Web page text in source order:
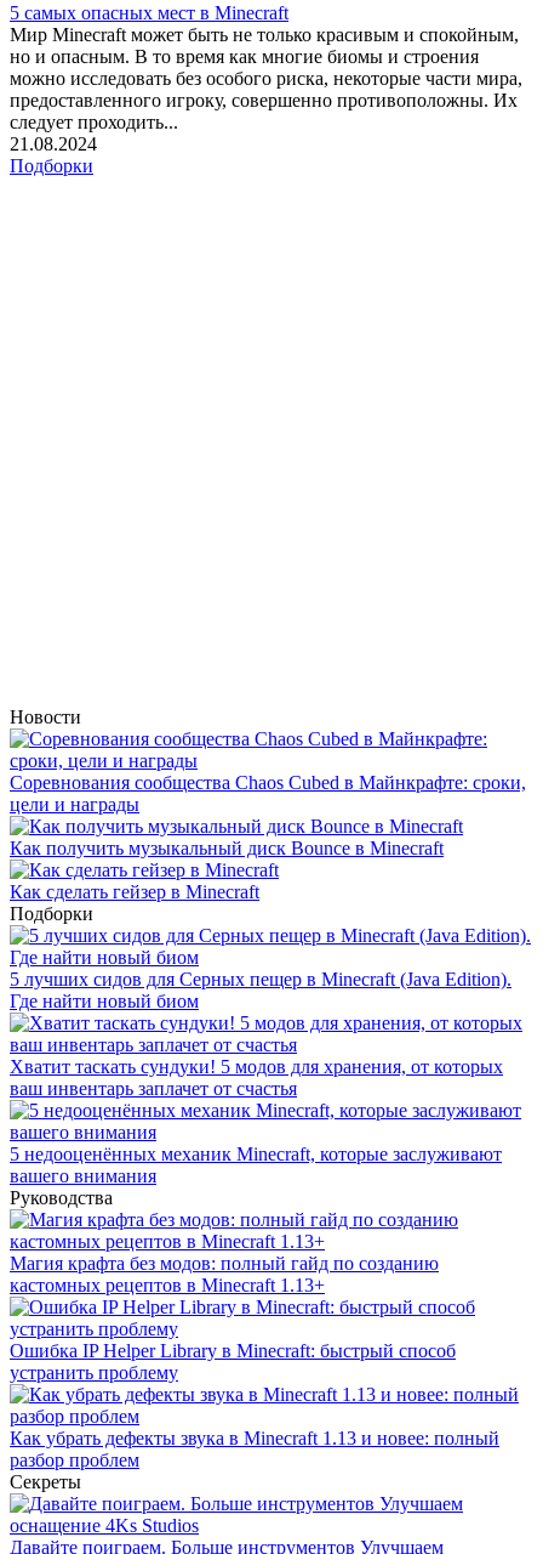
5 самых опасных мест в Minecraft
Мир Minecraft может быть не только красивым и спокойным,
но и опасным. В то время как многие биомы и строения
можно исследовать без особого риска, некоторые части мира,
предоставленного игроку, совершенно противоположны. Их
следует проходить...
21.08.2024
Подборки
Новости
Соревнования сообщества Chaos Cubed в Майнкрафте: сроки,
цели и награды
Как получить музыкальный диск Bounce в Minecraft
Как сделать гейзер в Minecraft
Подборки
5 лучших сидов для Серных пещер в Minecraft (Java Edition).
Где найти новый биом
Хватит таскать сундуки! 5 модов для хранения, от которых
ваш инвентарь заплачет от счастья
5 недооценённых механик Minecraft, которые заслуживают
вашего внимания
Руководства
Магия крафта без модов: полный гайд по созданию
кастомных рецептов в Minecraft 1.13+
Ошибка IP Helper Library в Minecraft: быстрый способ
устранить проблему
Как убрать дефекты звука в Minecraft 1.13 и новее: полный
разбор проблем
Секреты
Давайте поиграем. Больше инструментов Улучшаем